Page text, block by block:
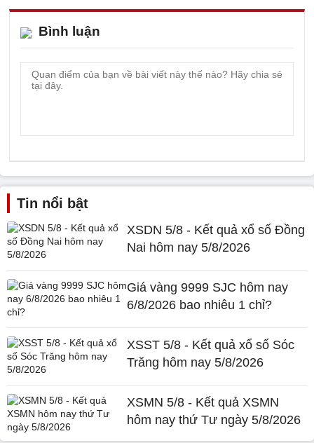
Bình luận
Tin nổi bật
XSDN 5/8 - Kết quả xổ số Đồng
Nai hôm nay 5/8/2026
Giá vàng 9999 SJC hôm nay
6/8/2026 bao nhiêu 1 chỉ?
XSST 5/8 - Kết quả xổ số Sóc
Trăng hôm nay 5/8/2026
XSMN 5/8 - Kết quả XSMN
hôm nay thứ Tư ngày 5/8/2026